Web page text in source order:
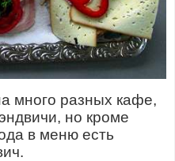
много разных кафе,
но кроме
в меню есть